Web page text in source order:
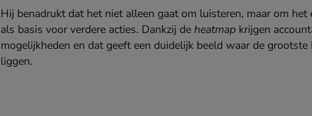
Hij benadrukt dat het niet alleen gaat om luisteren, maar om het
als basis voor verdere acties. Dankzij de heatmap krijgen
mogelijkheden en dat geeft een duidelijk beeld waar de grootste
liggen.